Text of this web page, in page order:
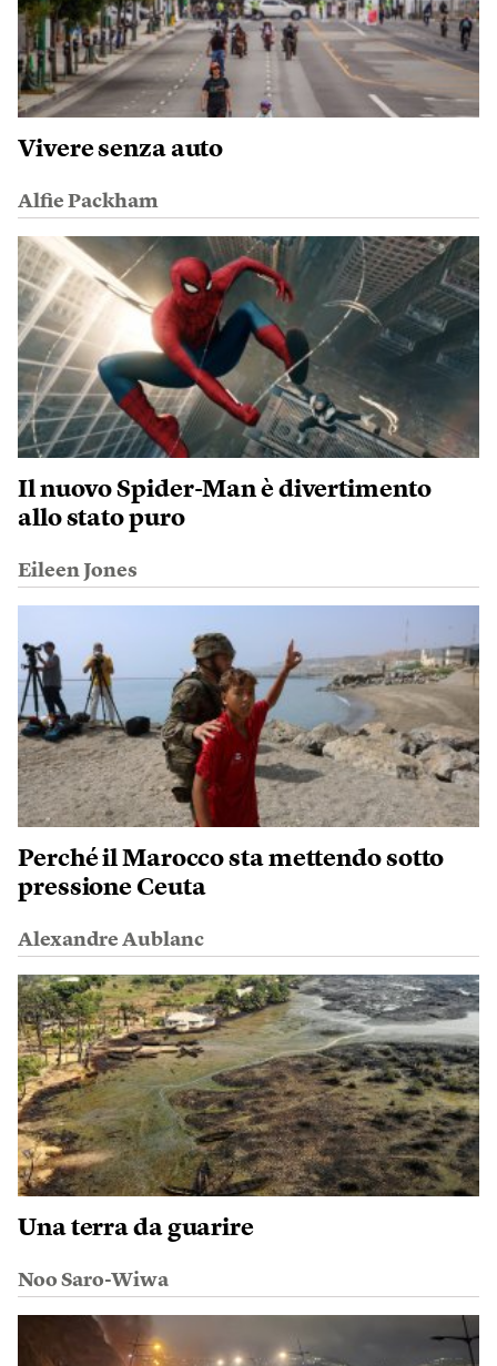
Vivere senza auto
Alfie Packham
Il nuovo Spider-Man è divertimento
allo stato puro
Eileen Jones
Perché il Marocco sta mettendo sotto
pressione Ceuta
Alexandre Aublanc
Una terra da guarire
Noo Saro-Wiwa